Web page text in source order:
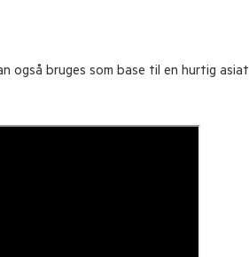
bruges som base til en hurtig